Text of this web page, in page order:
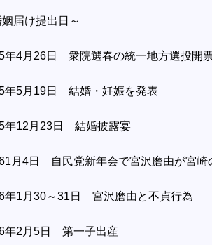
姻届け提出日～
年4月26日 衆院選春の統一地方選投開
年5月19日 結婚・妊娠を発表
年12月23日 結婚披露宴
月4日 自民党新年会で宮沢磨由が宮崎
年1月30～31日 宮沢磨由と不貞行為
年2月5日 第一子出産